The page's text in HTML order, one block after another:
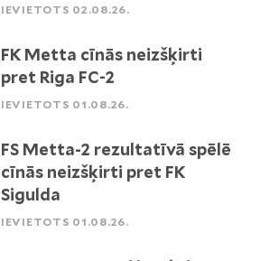
IEVIETOTS 02.08.26.
FK Metta cīnās neizšķirti
pret Riga FC-2
IEVIETOTS 01.08.26.
FS Metta-2 rezultatīvā spēlē
cīnās neizšķirti pret FK
Sigulda
IEVIETOTS 01.08.26.